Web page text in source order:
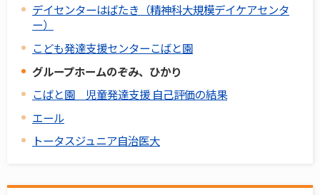
デイセンターはばたき（精神科大規模デイケアセンタ
ー）
こども発達支援センターこばと園
グループホームのぞみ、ひかり
こばと園 児童発達支援 自己評価の結果
エール
トータスジュニア自治医大